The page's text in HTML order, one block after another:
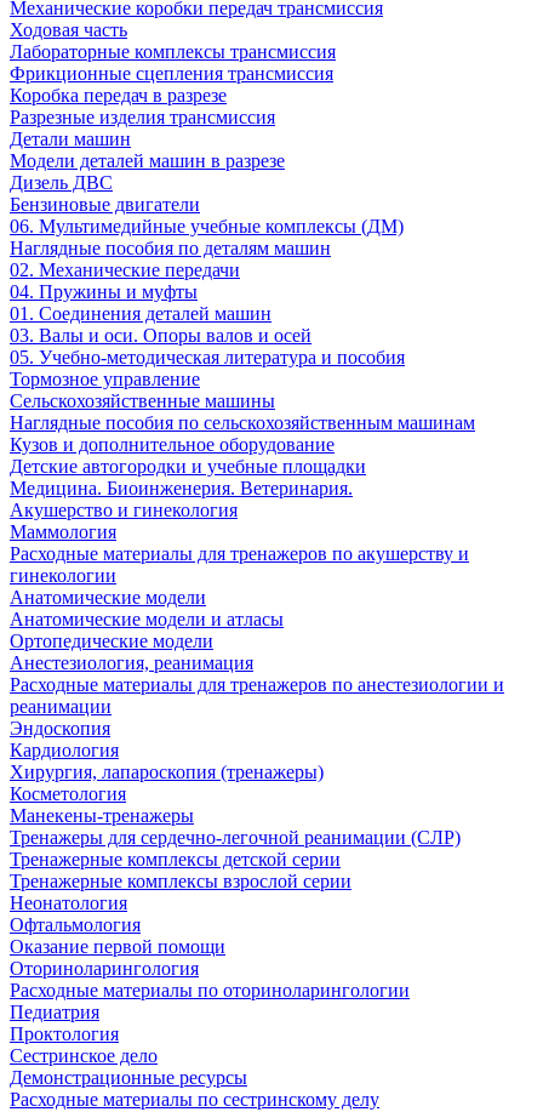
Механические коробки передач трансмиссия
Ходовая часть
Лабораторные комплексы трансмиссия
Фрикционные сцепления трансмиссия
Коробка передач в разрезе
Разрезные изделия трансмиссия
Детали машин
Модели деталей машин в разрезе
Дизель ДВС
Бензиновые двигатели
06. Мультимедийные учебные комплексы (ДМ)
Наглядные пособия по деталям машин
02. Механические передачи
04. Пружины и муфты
01. Соединения деталей машин
03. Валы и оси. Опоры валов и осей
05. Учебно-методическая литература и пособия
Тормозное управление
Сельскохозяйственные машины
Наглядные пособия по сельскохозяйственным машинам
Кузов и дополнительное оборудование
Детские автогородки и учебные площадки
Медицина. Биоинженерия. Ветеринария.
Акушерство и гинекология
Маммология
Расходные материалы для тренажеров по акушерству и
гинекологии
Анатомические модели
Анатомические модели и атласы
Ортопедические модели
Анестезиология, реанимация
Расходные материалы для тренажеров по анестезиологии и
реанимации
Эндоскопия
Кардиология
Хирургия, лапароскопия (тренажеры)
Косметология
Манекены-тренажеры
Тренажеры для сердечно-легочной реанимации (СЛР)
Тренажерные комплексы детской серии
Тренажерные комплексы взрослой серии
Неонатология
Офтальмология
Оказание первой помощи
Оториноларингология
Расходные материалы по оториноларингологии
Педиатрия
Проктология
Сестринское дело
Демонстрационные ресурсы
Расходные материалы по сестринскому делу